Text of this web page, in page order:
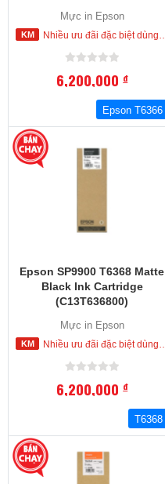
Mực in Epson
Nhiều ưu đãi đặc biệt dùng cho khách hàng đặt mua ngay trong hôm nay
6,200,000đ
Epson T6366
Epson SP9900 T6368 Matte
Black Ink Cartridge
(C13T636800)
Mực in Epson
Nhiều ưu đãi đặc biệt dùng cho khách hàng đặt mua ngay trong hôm nay
6,200,000đ
T6368